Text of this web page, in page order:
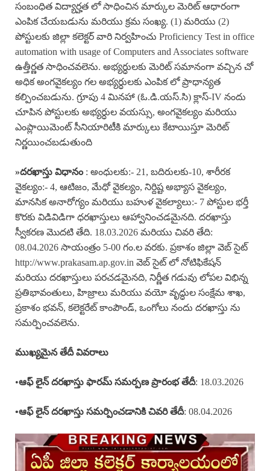
సంబంధిత విద్యార్హత లో సాధించిన మార్కుల మెరిట్ ఆధారంగా
ఎంపిక చేయబడును మరియు క్రమ సంఖ్య. (1) మరియు (2)
పోస్టులకు జిల్లా కలెక్టర్ వారి నిర్వహించు Proficiency Test in office
automation with usage of Computers and Associates software
ఉత్తీర్ణత సాధించవలెను. అభ్యర్ధులకు మెరిట్ సమానంగా వచ్చిన చో
అధిక అంగవైకల్యం గల అభ్యర్ధులకు ఎంపిక లో ప్రాధాన్యత
కల్పించబడును. గ్రూపు 4 మినహా (ఓ.డి.యస్.సి) క్లాస్-IV నందు
చూపిన పోస్టులకు అభ్యర్ధుల వయస్సు, అంగవైకల్యం మరియు
ఎంప్లాయిమెంట్ సీనియారిటీకి మార్కులు కేటాయిస్తూ మెరిట్
నిర్ణయించబడుతుంది
»దరఖాస్తు విధానం : అంధులకు:- 21, బదిరులకు-10, శారీరక
వైకల్యం:- 4, ఆటిజం, మేధో వైకల్యం, నిర్దిష్ట అభ్యాస వైకల్యం,
మానసిక అనారోగ్యం మరియు బహుళ వైకల్యాలు:- 7 పోస్టుల భర్తీ
కొరకు విడివిడిగా ధరఖాస్తులు ఆహ్వానించడమైనది. దరఖాస్తు
స్వీకరణ మొదటి తేది. 18.03.2026 మరియు చివరి తేది:
08.04.2026 సాయంత్రం 5-00 గం.ల వరకు. ప్రకాశం జిల్లా వెబ్ సైట్
http://www.prakasam.ap.gov.in వెబ్ సైట్ లో నోటిఫికేషన్
మరియు దరఖాస్తులు పరచడమైనది, నిర్ణీత గడువు లోపల విభిన్న
ప్రతిభావంతులు, హిజ్రాలు మరియు వయో వృద్ధుల సంక్షేమ శాఖ,
ప్రకాశం భవన్, కలెక్టరేట్ కాంపౌండ్, ఒంగోలు నందు దరఖాస్తు ను
సమర్పించవలెను.
ముఖ్యమైన తేదీ వివరాలు
•ఆఫ్ లైన్దరఖాస్తు ఫారమ్ సమర్పణ ప్రారంభ తేదీ: 18.03.2026
•ఆఫ్ లైన్ దరఖాస్తు సమర్పించడానికి చివరి తేదీ: 08.04.2026